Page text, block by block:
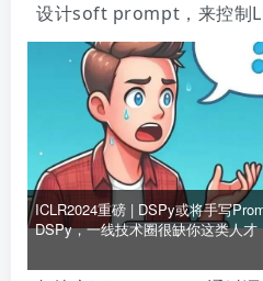
设计soft prompt，来控制
ICLR2024重磅 | DSPy或将手写
DSPy，一线技术圈很缺你这类人才